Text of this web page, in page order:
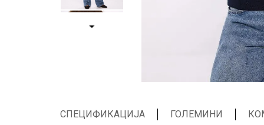
СПЕЦИФИКАЦИЈА ГОЛЕМИНИ